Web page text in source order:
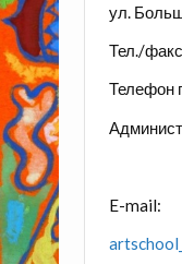
ул.
Тел./
Телефон
E-mail: